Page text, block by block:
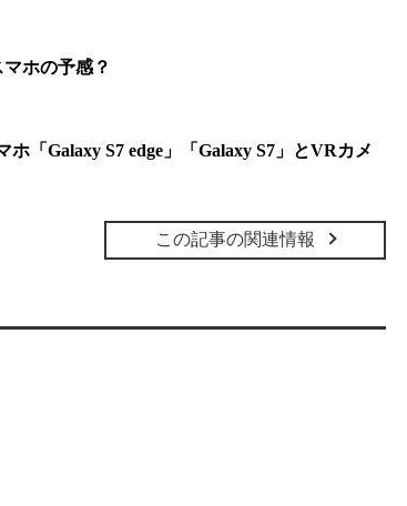
マホの予感？
「Galaxy S7 edge」「Galaxy S7」とVRカメ
この記事の関連情報